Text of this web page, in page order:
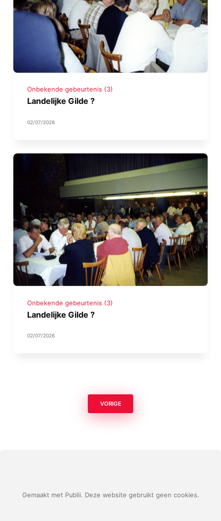
Onbekende gebeurtenis (3)
Landelijke Gilde ?
02/07/2026
Onbekende gebeurtenis (3)
Landelijke Gilde ?
02/07/2026
VORIGE
Gemaakt met Publii. Deze website gebruikt geen cookies.